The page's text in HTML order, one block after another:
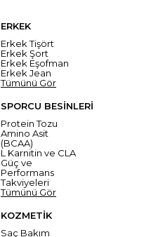
ERKEK
Erkek Tişört
Erkek Şort
Erkek Eşofman
Erkek Jean
Tümünü Gör
SPORCU BESİNLERİ
Protein Tozu
Amino Asit
(BCAA)
L Karnitin ve CLA
Güç ve
Performans
Takviyeleri
Tümünü Gör
KOZMETİK
Saç Bakım